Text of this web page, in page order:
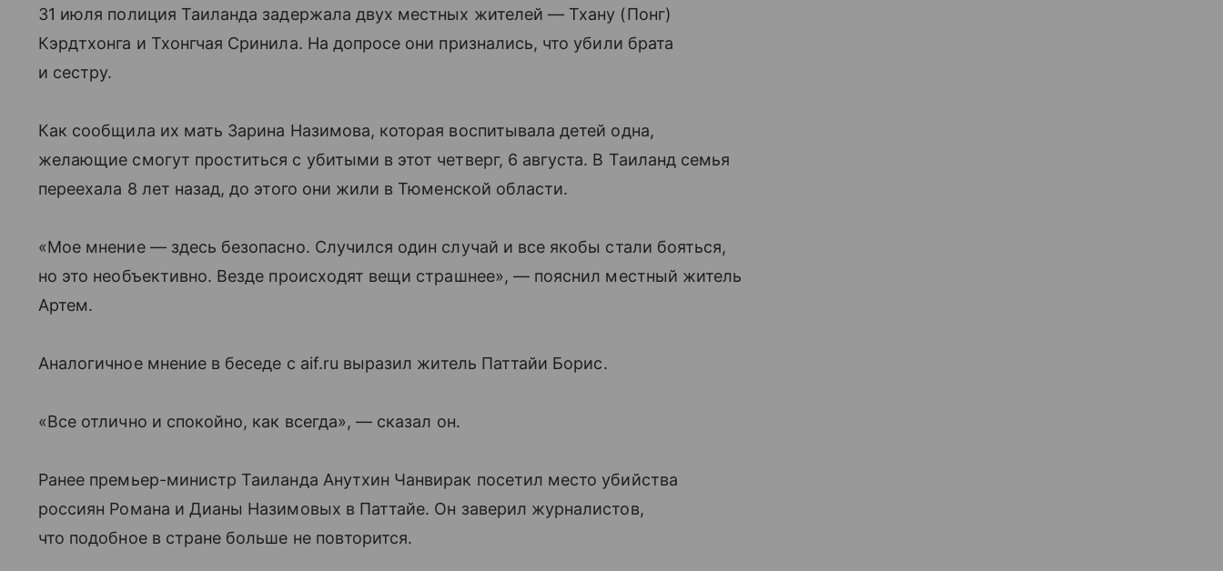
31 июля полиция Таиланда задержала двух местных жителей — Тхану (Понг)
Кэрдтхонга и Тхонгчая Сринила. На допросе они признались, что убили брата
и сестру.
Как сообщила их мать Зарина Назимова, которая воспитывала детей одна,
желающие смогут проститься с убитыми в этот четверг, 6 августа. В Таиланд семья
переехала 8 лет назад, до этого они жили в Тюменской области.
«Мое мнение — здесь безопасно. Случился один случай и все якобы стали бояться,
но это необъективно. Везде происходят вещи страшнее», — пояснил местный житель
Артем.
Аналогичное мнение в беседе с aif.ru выразил житель Паттайи Борис.
«Все отлично и спокойно, как всегда», — сказал он.
Ранее премьер-министр Таиланда Анутхин Чанвирак посетил место убийства
россиян Романа и Дианы Назимовых в Паттайе. Он заверил журналистов,
что подобное в стране больше не повторится.